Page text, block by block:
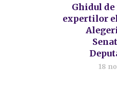
Ghidul
expertilor
18